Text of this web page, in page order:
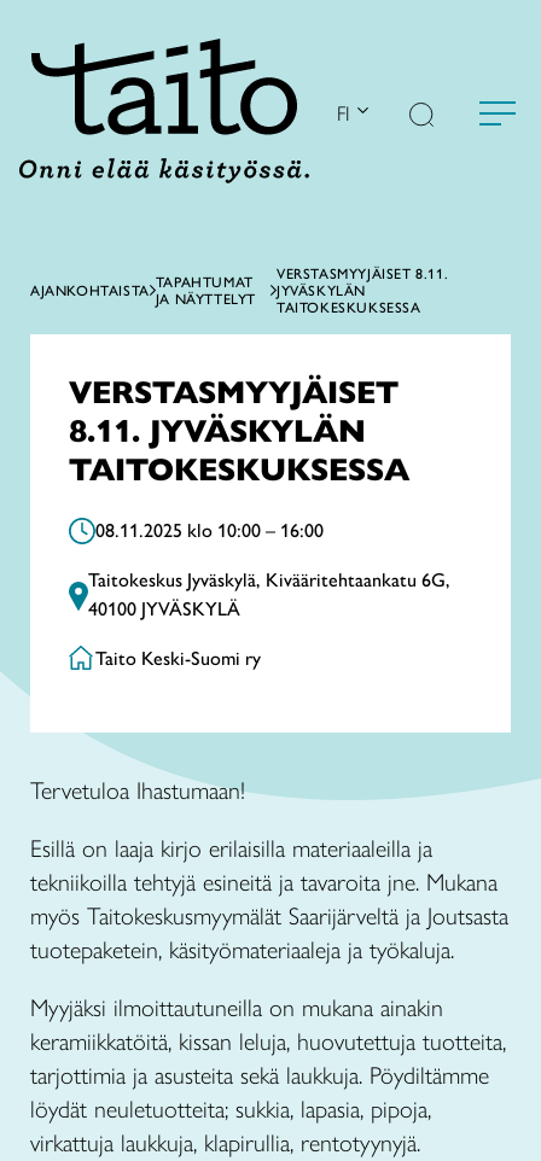
FI
AJANKOHTAISTA TAPAHTUMAT
JA NÄYTTELYT
VERSTASMYYJÄISET 8.11.
JYVÄSKYLÄN
TAITOKESKUKSESSA
VERSTASMYYJÄISET
8.11. JYVÄSKYLÄN
TAITOKESKUKSESSA
08.11.2025 klo 10:00 – 16:00
Taitokeskus Jyväskylä, Kivääritehtaankatu 6G,
40100 JYVÄSKYLÄ
Taito Keski-Suomi ry
Tervetuloa Ihastumaan!
Esillä on laaja kirjo erilaisilla materiaaleilla ja
tekniikoilla tehtyjä esineitä ja tavaroita jne. Mukana
myös Taitokeskusmyymälät Saarijärveltä ja Joutsasta
tuotepaketein, käsityömateriaaleja ja työkaluja.
Myyjäksi ilmoittautuneilla on mukana ainakin
keramiikkatöitä, kissan leluja, huovutettuja tuotteita,
tarjottimia ja asusteita sekä laukkuja. Pöydiltämme
löydät neuletuotteita; sukkia, lapasia, pipoja,
virkattuja laukkuja, klapirullia, rentotyynyjä.